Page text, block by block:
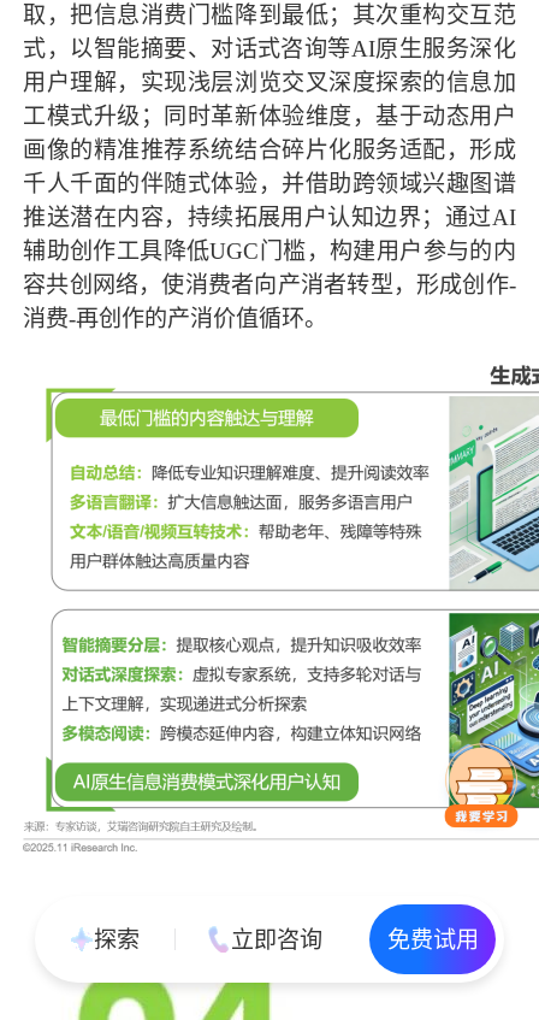
取，把信息消费门槛降到最低；其次重构交互范
式，以智能摘要、对话式咨询等AI原生服务深化
用户理解，实现浅层浏览交叉深度探索的信息加
工模式升级；同时革新体验维度，基于动态用户
画像的精准推荐系统结合碎片化服务适配，形成
千人千面的伴随式体验，并借助跨领域兴趣图谱
推送潜在内容，持续拓展用户认知边界；通过AI
辅助创作工具降低UGC门槛，构建用户参与的内
容共创网络，使消费者向产消者转型，形成创作-
消费-再创作的产消价值循环。
探索 立即咨询 免费试用